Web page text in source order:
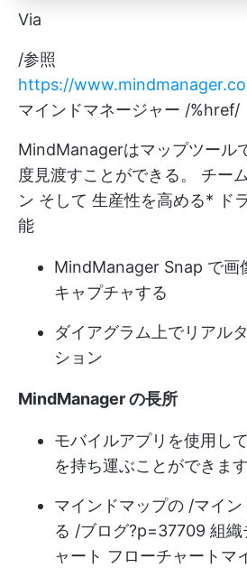
Via
/参照
https://
マインドマネージャー /%href/
MindManagerはマップツール
度見渡すことができる。 チー
ン そして 生産性を高める* ド
能
MindManager Snap で画
キャプチャする
ダイアグラム上でリアル
ション
MindManager の長所
モバイルアプリを使用し
を持ち運ぶことができます
マインドマップの /マイ
る /ブログ?p=37709 組
ャート フローチャート マ